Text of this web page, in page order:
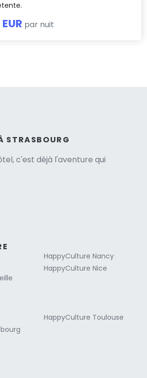
par nuit
STRASBOURG
c'est déjà l'aventure qui
HappyCulture Nancy
HappyCulture Nice
HappyCulture Toulouse